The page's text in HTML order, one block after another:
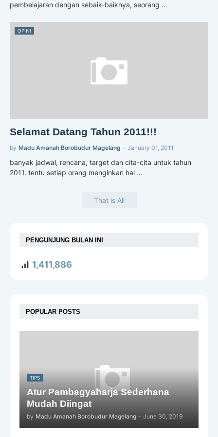
pembelajaran dengan sebaik-baiknya, seorang …
OPINI
Selamat Datang Tahun 2011!!!
by Madu Amanah Borobudur Magelang - January 01, 2011
banyak jadwal, rencana, target dan cita-cita untuk tahun
2011. tentu setiap orang menginkan hal …
That is All
PENGUNJUNG BULAN INI
1,411,886
POPULAR POSTS
TIPS
Atur Pambagyaharja Sederhana
Mudah Diingat
by Madu Amanah Borobudur Magelang - June 30, 2019